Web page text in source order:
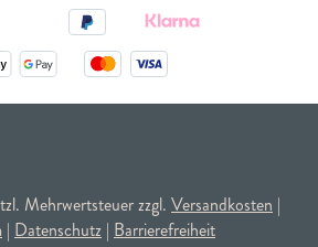
Mehrwertsteuer zzgl. Versandkosten |
| Datenschutz | Barrierefreiheit